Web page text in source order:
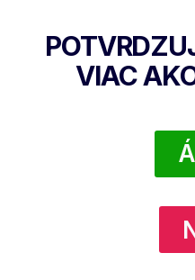
Karloff Tatratea
DETAIL
VIAC